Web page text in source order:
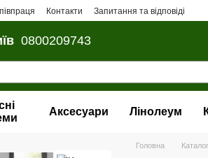
Контакти Запитання та відповіді
0800209743
Аксесуари Лінолеум
Головна Каталог